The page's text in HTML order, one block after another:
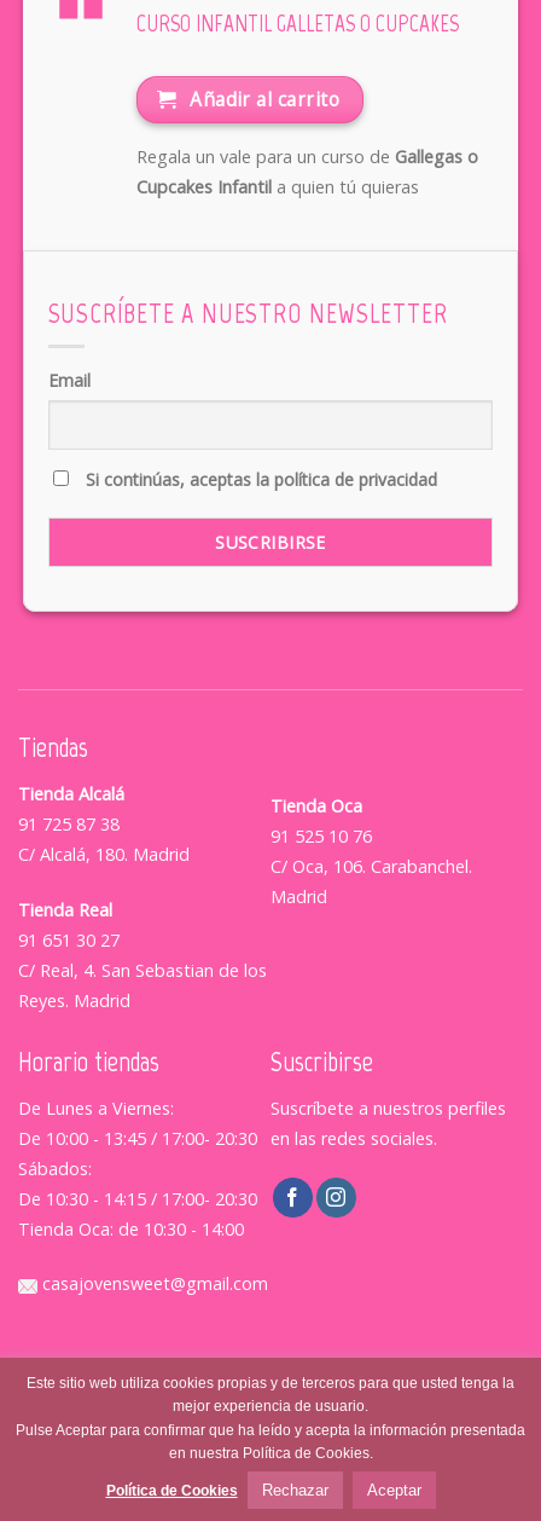
CURSO INFANTIL GALLETAS O CUPCAKES
Añadir al carrito
Regala un vale para un curso de Gallegas o
Cupcakes Infantila quien tú quieras
SUSCRÍBETE A NUESTRO NEWSLETTER
Email
Si continúas, aceptas la política de privacidad
Tiendas
Tienda Alcalá
91 725 87 38
C/ Alcalá, 180. Madrid
Tienda Real
91 651 30 27
C/ Real, 4. San Sebastian de los
Reyes. Madrid
Tienda Oca
91 525 10 76
C/ Oca, 106. Carabanchel.
Madrid
Horario tiendas
De Lunes a Viernes:
De 10:00 - 13:45 / 17:00- 20:30
Sábados:
De 10:30 - 14:15 / 17:00- 20:30
Tienda Oca: de 10:30 - 14:00
Suscribirse
Suscríbete a nuestros perfiles
en las redes sociales.
casajovensweet@gmail.com
© Casajovensweet 2026 | Casa Joven Suite S.L.
|Política de Privacidad|Terminos y Condiciones
Este sitio web utiliza cookies propias y de terceros para que usted tenga la
mejor experiencia de usuario.
Pulse Aceptar para confirmar que ha leído y acepta la información presentada
en nuestra Política de Cookies.
Política de Cookies Rechazar Aceptar